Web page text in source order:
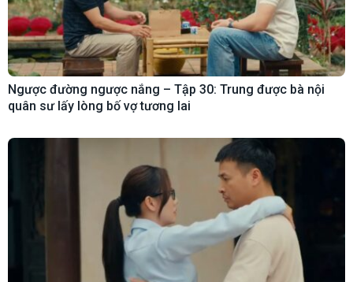
Ngược đường ngược nắng – Tập 30: Trung được bà nội
quân sư lấy lòng bố vợ tương lai